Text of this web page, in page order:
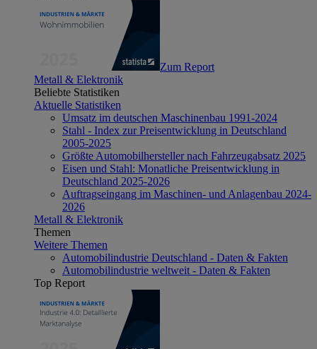
Zum Report
Metall & Elektronik
Beliebte Statistiken
Aktuelle Statistiken
Umsatz im deutschen Maschinenbau 1991-2024
Stahl - Index zur Preisentwicklung in Deutschland
2005-2025
Größte Automobilhersteller nach Fahrzeugabsatz 2025
Eisen und Stahl: Monatliche Preisentwicklung in
Deutschland 2025-2026
Auftragseingang im Maschinen- und Anlagenbau 2024-
2026
Metall & Elektronik
Themen
Weitere Themen
Automobilindustrie Deutschland - Daten & Fakten
Automobilindustrie weltweit - Daten & Fakten
Top Report